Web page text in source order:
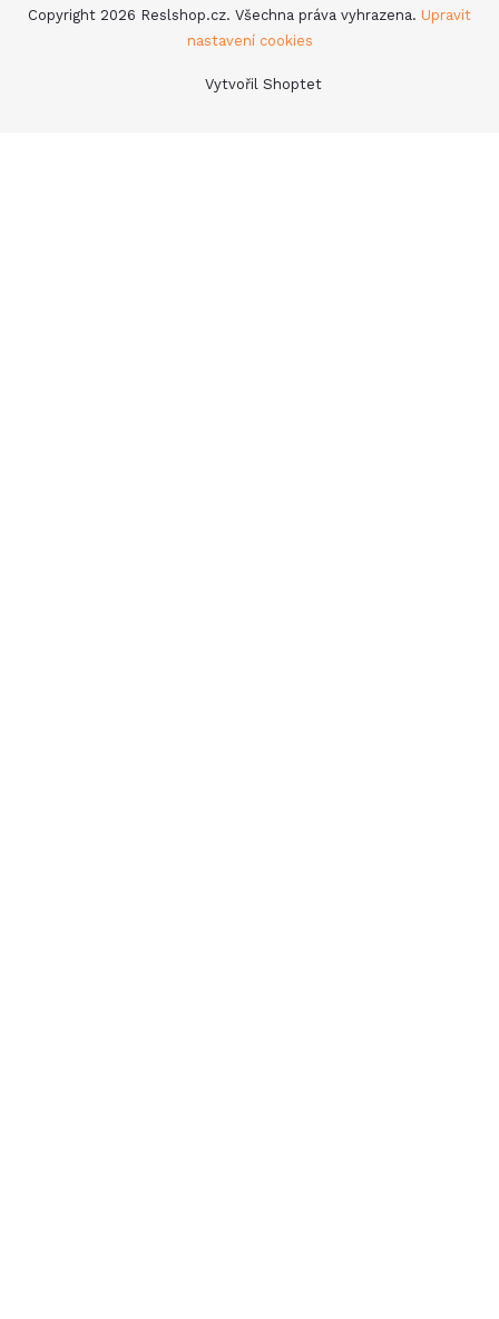
Vytvořil Shoptet
Copyright 2026 Reslshop.cz. Všechna práva vyhrazena. Upravit
nastavení cookies